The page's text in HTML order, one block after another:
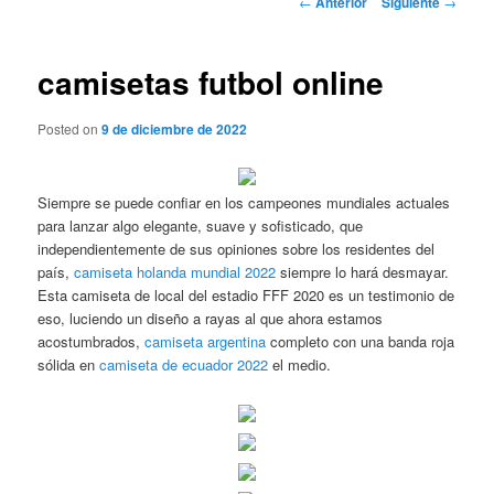
camisetas futbol online
Posted on9 de diciembre de 2022
Siempre se puede confiar en los campeones mundiales actuales
para lanzar algo elegante, suave y sofisticado, que
independientemente de sus opiniones sobre los residentes del
país,camiseta holanda mundial 2022 siempre lo hará desmayar.
Esta camiseta de local del estadio FFF 2020 es un testimonio de
eso, luciendo un diseño a rayas al que ahora estamos
acostumbrados,camiseta argentina completo con una banda roja
sólida encamiseta de ecuador 2022 el medio.